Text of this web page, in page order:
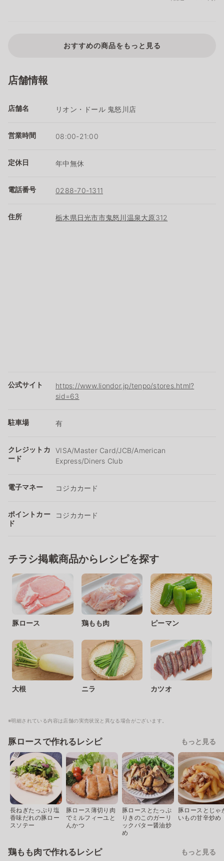
おすすめの商品をもっと見る
店舗情報
店舗名 リオン・ドール 鬼怒川店
営業時間 08:00-21:00
定休日 年中無休
電話番号 0288-70-1311
住所 栃木県日光市市鬼怒川温泉大原312
公式サイト
https://www.liondor.jp/tenpo/stores.html?
sid=63
駐車場 有
クレジットカ
ード
VISA/Master Card/JCB/American
Express/Diners Club
電子マネー コジカカード
ポイントカー
ド
コジカカード
チラシ掲載商品からレシピを探す
豚ロース 鶏もも肉 ピーマン
大根 ニラ カツオ
※明細されている内容は店舗の実売状況と異なる場合がございます。
豚ロースで作れるレシピ もっと見る
長ねぎたっぷり塩
香味だれの豚ロー
スソテー
豚ロース薄切り肉
でミルフィーユと
んかつ
豚ロースとたっぷ
りきのこのガーリ
ックバター醤油炒
め
豚ロースとじゃ
いもの甘辛炒め
鶏もも肉で作れるレシピ もっと見る